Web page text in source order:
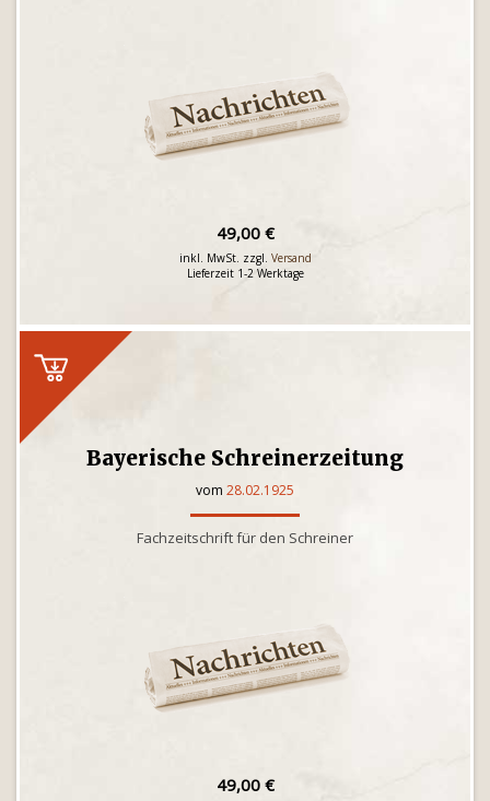
49,00 €
inkl. MwSt. zzgl. Versand
Lieferzeit 1-2 Werktage
Bayerische Schreinerzeitung
vom 28.02.1925
Fachzeitschrift für den Schreiner
49,00 €